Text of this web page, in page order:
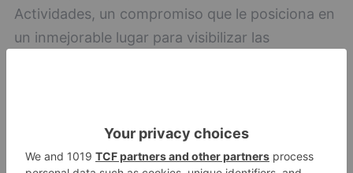
Actividades, un compromiso que le posiciona en
un inmejorable lugar para visibilizar las
ingenierías
técnicas superiores informática